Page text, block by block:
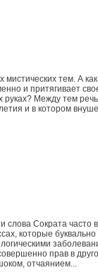
мистических тем. А
и притягивает
руках? Между тем
и в котором
Сократа часто
которые буквально
прав в
отчаянием...